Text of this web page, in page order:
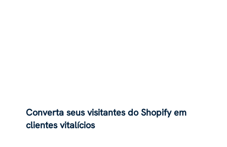
Converta seus visitantes do Shopify em
clientes vitalícios